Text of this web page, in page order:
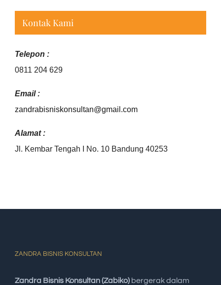
Kontak Kami
Telepon :
0811 204 629
Email :
zandrabisniskonsultan@gmail.com
Alamat :
Jl. Kembar Tengah I No. 10 Bandung 40253
ZANDRA BISNIS KONSULTAN
Zandra Bisnis Konsultan (Zabiko) bergerak dalam